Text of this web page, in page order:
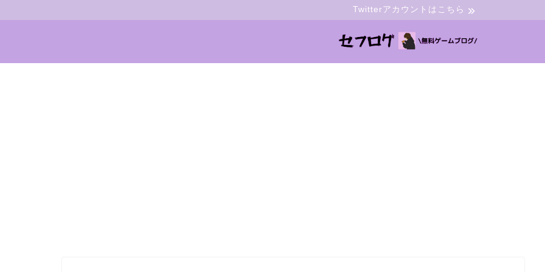
Twitterアカウントはこちら